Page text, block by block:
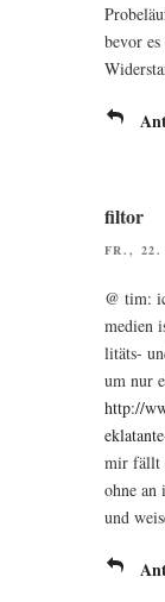
bevor
filtor
FR., 22.
@ tim:
medi­en
li­täts-
um nur
http://
mir fällt
ohne an
und